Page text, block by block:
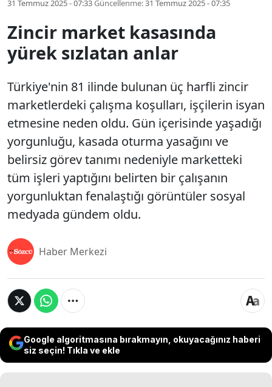
31 Temmuz 2025 - 07:33Güncellenme:31 Temmuz 2025 - 07:35
Zincir market kasasında
yürek sızlatan anlar
Türkiye'nin 81 ilinde bulunan üç harfli zincir
marketlerdeki çalışma koşulları, işçilerin isyan
etmesine neden oldu. Gün içerisinde yaşadığı
yorgunluğu, kasada oturma yasağını ve
belirsiz görev tanımı nedeniyle marketteki
tüm işleri yaptığını belirten bir çalışanın
yorgunluktan fenalaştığı görüntüler sosyal
medyada gündem oldu.
Haber Merkezi
Google algoritmasına bırakmayın, okuyacağınız haberi
siz seçin! Tıkla ve ekle